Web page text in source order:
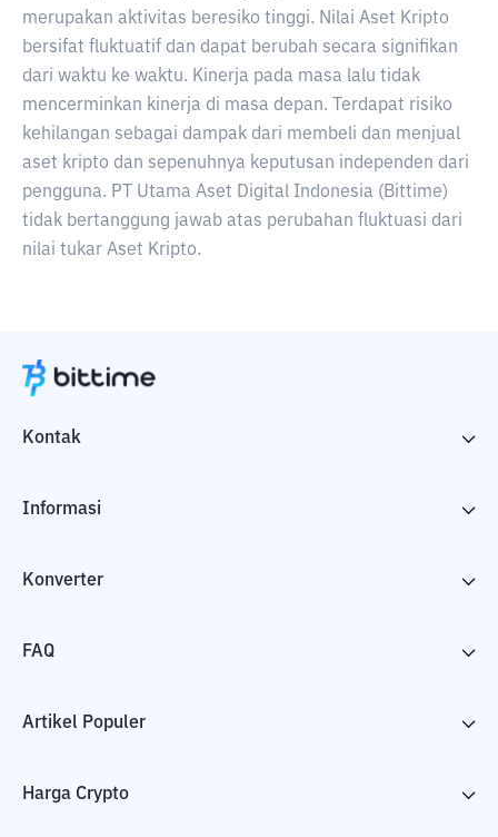
merupakan aktivitas beresiko tinggi. Nilai Aset Kripto
bersifat fluktuatif dan dapat berubah secara signifikan
dari waktu ke waktu. Kinerja pada masa lalu tidak
mencerminkan kinerja di masa depan. Terdapat risiko
kehilangan sebagai dampak dari membeli dan menjual
aset kripto dan sepenuhnya keputusan independen dari
pengguna. PT Utama Aset Digital Indonesia (Bittime)
tidak bertanggung jawab atas perubahan fluktuasi dari
nilai tukar Aset Kripto.
Kontak
Informasi
Konverter
FAQ
Artikel Populer
Harga Crypto